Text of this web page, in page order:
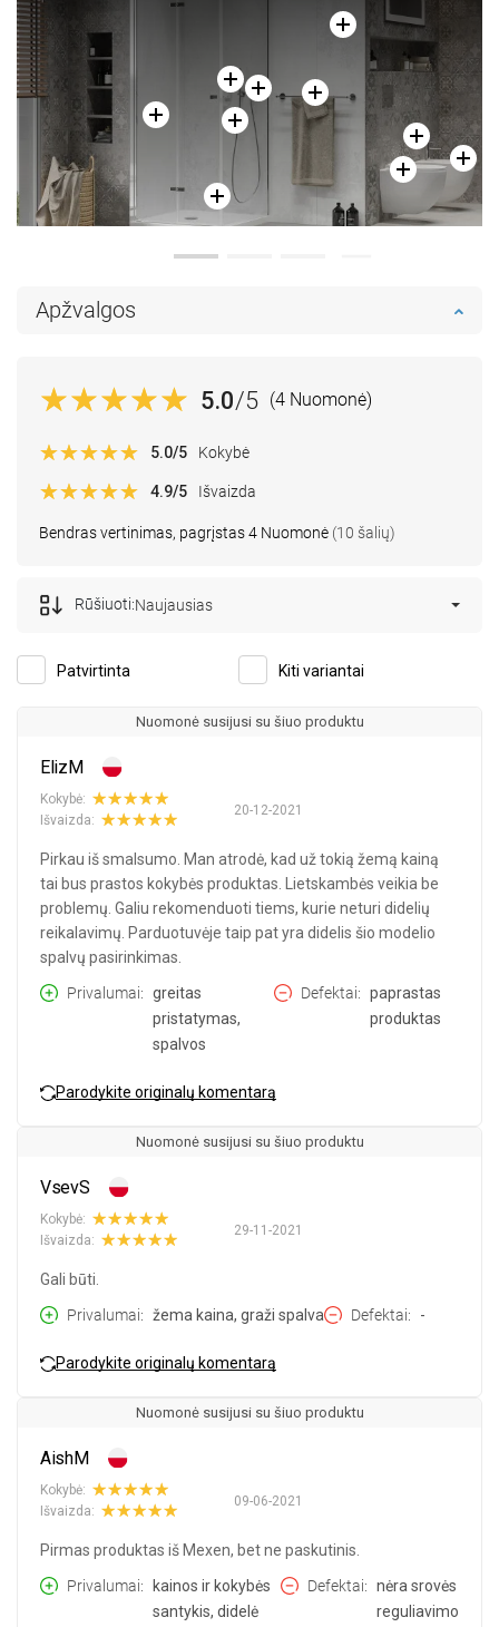
Apžvalgos
5.0/5 (4 Nuomonė)
Bendras vertinimas, pagrįstas 4 Nuomonė (10 šalių)
5.0/5 Kokybė
4.9/5 Išvaizda
Patvirtinta Kiti variantai
Rūšiuoti:Naujausias
Nuomonė susijusi su šiuo produktu
ElizM
20-12-2021
Kokybė:
Išvaizda:
Pirkau iš smalsumo. Man atrodė, kad už tokią žemą kainą
tai bus prastos kokybės produktas. Lietskambės veikia be
problemų. Galiu rekomenduoti tiems, kurie neturi didelių
reikalavimų. Parduotuvėje taip pat yra didelis šio modelio
spalvų pasirinkimas.
Privalumai
greitas
pristatymas,
spalvos
Defektai
paprastas
produktas
Parodykite originalų komentarą
Nuomonė susijusi su šiuo produktu
VsevS
29-11-2021
Kokybė:
Išvaizda:
Gali būti.
Privalumai
žema kaina, graži spalva Defektai -
Parodykite originalų komentarą
Nuomonė susijusi su šiuo produktu
AishM
09-06-2021
Kokybė:
Išvaizda:
Pirmas produktas iš Mexen, bet ne paskutinis.
Privalumai
kainos ir kokybės
santykis, didelė
Defektai
nėra srovės
reguliavimo